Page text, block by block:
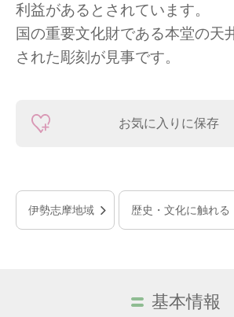
利益があるとされています。
国の重要文化財である本堂の天
された彫刻が見事です。
お気に入りに保存
伊勢志摩地域 歴史・文化に触れる
基本情報